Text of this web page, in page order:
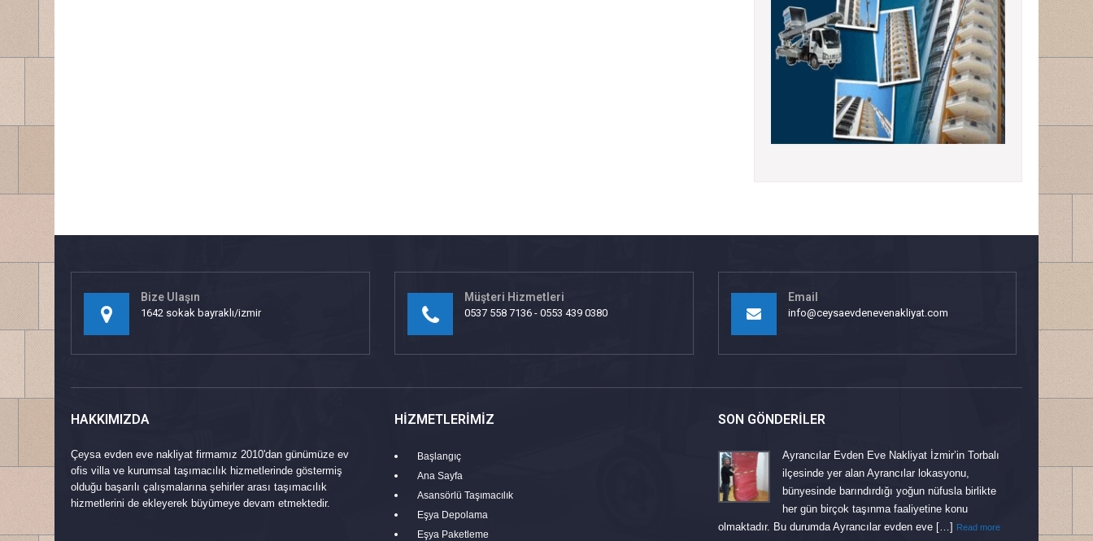
Bize Ulaşın
1642 sokak bayraklı/izmir
Müşteri Hizmetleri
0537 558 7136 - 0553 439 0380
Email
info@ceysaevdenevenakliyat.com
HAKKIMIZDA
Çeysa evden eve nakliyat firmamız 2010'dan günümüze ev
ofis villa ve kurumsal taşımacılık hizmetlerinde göstermiş
olduğu başarılı çalışmalarına şehirler arası taşımacılık
hizmetlerini de ekleyerek büyümeye devam etmektedir.
HIZMETLERIMIZ
Başlangıç
Ana Sayfa
Asansörlü Taşımacılık
Eşya Depolama
Eşya Paketleme
SON GÖNDERILER
Ayrancılar Evden Eve Nakliyat İzmir’in Torbalı
ilçesinde yer alan Ayrancılar lokasyonu,
bünyesinde barındırdığı yoğun nüfusla birlikte
her gün birçok taşınma faaliyetine konu
olmaktadır. Bu durumda Ayrancılar evden eve […] Read more